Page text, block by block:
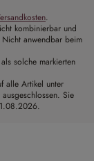
.
kombinierbar und
anwendbar beim
solche markierten
alle Artikel unter
Sie